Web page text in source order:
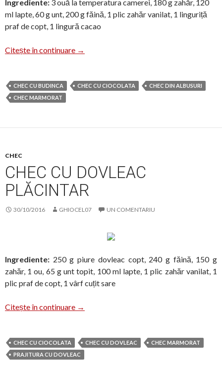
Ingrediente: 3 ouă la temperatura camerei, 180 g zahăr, 120
ml lapte, 60 g unt, 200 g făină, 1 plic zahăr vanilat, 1 linguriță
praf de copt, 1 lingură cacao
Citește în continuare Prăjitură „Lulu”
→
CHEC CU BUDINCA CHEC CU CIOCOLATA
CHEC DIN ALBUSURI
CHEC MARMORAT
CHEC
CHEC CU DOVLEAC
PLĂCINTAR
30/10/2016 GHIOCEL07 UN COMENTARIU
Ingrediente: 250 g piure dovleac copt, 240 g făină, 150 g
zahăr, 1 ou, 65 g unt topit, 100 ml lapte, 1 plic zahăr vanilat, 1
plic praf de copt, 1 vârf cuțit sare
Citește în continuare Chec cu dovleac plăcintar
→
CHEC CU CIOCOLATA CHEC CU DOVLEAC
CHEC MARMORAT
PRAJITURA CU DOVLEAC